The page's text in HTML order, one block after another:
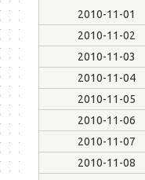
2010-11-01
2010-11-02
2010-11-03
2010-11-04
2010-11-05
2010-11-06
2010-11-07
2010-11-08